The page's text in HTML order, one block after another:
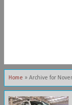
Home » Archive for